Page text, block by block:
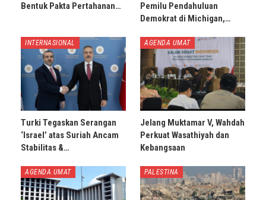
Bentuk Pakta Pertahanan…
Pemilu Pendahuluan
Demokrat di Michigan,…
INTERNASIONAL
Turki Tegaskan Serangan
‘Israel’ atas Suriah Ancam
Stabilitas &…
AGENDA UMAT
Jelang Muktamar V, Wahdah
Perkuat Wasathiyah dan
Kebangsaan
AGENDA UMAT PALESTINA